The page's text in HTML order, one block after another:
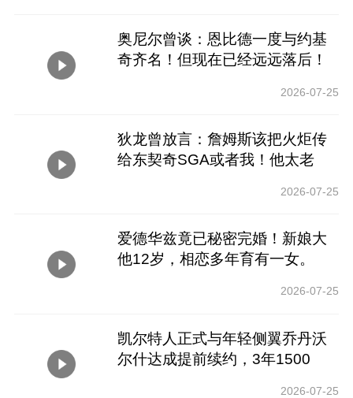
奥尼尔曾谈：恩比德一度与约基
奇齐名！但现在已经远远落后！
2026-07-25
狄龙曾放言：詹姆斯该把火炬传
给东契奇SGA或者我！他太老
2026-07-25
爱德华兹竟已秘密完婚！新娘大
他12岁，相恋多年育有一女。
2026-07-25
凯尔特人正式与年轻侧翼乔丹沃
尔什达成提前续约，3年1500
2026-07-25